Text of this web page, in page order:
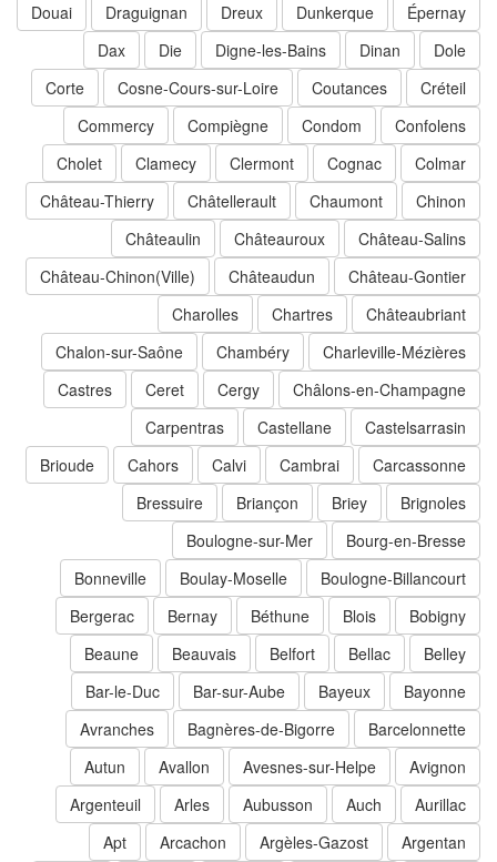
Épernay
Dunkerque
Dreux
Draguignan
Douai
Dole
Dinan
Digne-les-Bains
Créteil
Coutances
Cosne-Cours-sur-Loire
Corte
Confolens
Condom
Compiègne
Commercy
Colmar
Cognac
Clermont
Clamecy
Cholet
Chinon
Chaumont
Châtellerault
Château-Thierry
Château-Salins
Châteauroux
Châteaulin
Château-Gontier
Châteaudun
Château-Chinon(Ville)
Châteaubriant
Chartres
Charolles
Charleville-Mézières
Chambéry
Chalon-sur-Saône
Châlons-en-Champagne
Cergy
Ceret
Castres
Castelsarrasin
Castellane
Carpentras
Carcassonne
Cambrai
Calvi
Cahors
Brioude
Brignoles
Briey
Briançon
Bressuire
Bourg-en-Bresse
Boulogne-sur-Mer
Boulogne-Billancourt
Boulay-Moselle
Bonneville
Bobigny
Blois
Béthune
Bernay
Bergerac
Belley
Bellac
Belfort
Beauvais
Beaune
Bayonne
Bayeux
Bar-sur-Aube
Bar-le-Duc
Barcelonnette
Bagnères-de-Bigorre
Avranches
Avignon
Avesnes-sur-Helpe
Avallon
Autun
Aurillac
Auch
Aubusson
Arles
Argenteuil
Argentan
Argèles-Gazost
Arcachon